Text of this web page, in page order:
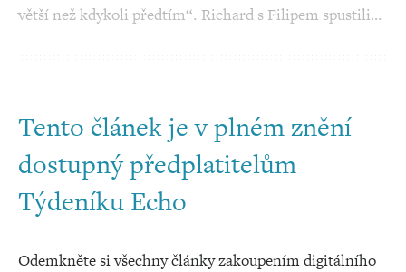
větší než kdykoli předtím“. Richard s Filipem spustili…
Tento článek je v plném znění
dostupný předplatitelům
Týdeníku Echo
Odemkněte si všechny články zakoupením digitálního